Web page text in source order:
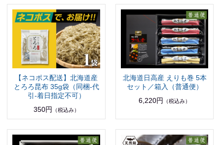
【ネコポス配送】北海道産
とろろ昆布 35g袋（同梱-代
引-着日指定不可）
350円
（税込み）
北海道日高産 えりも巻 5本
セット／箱入（普通便）
6,220円
（税込み）